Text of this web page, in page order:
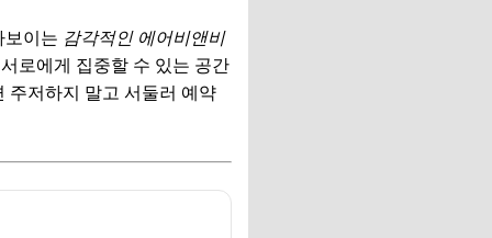
보이는 감각적인 에어비앤비
로에게 집중할 수 있는 공간
주저하지 말고 서둘러 예약